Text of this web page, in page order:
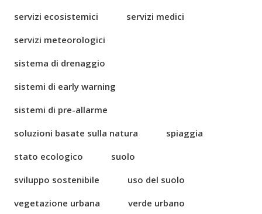
servizi ecosistemici
servizi medici
servizi meteorologici
sistema di drenaggio
sistemi di early warning
sistemi di pre-allarme
soluzioni basate sulla natura
spiaggia
stato ecologico
suolo
sviluppo sostenibile
uso del suolo
vegetazione urbana
verde urbano